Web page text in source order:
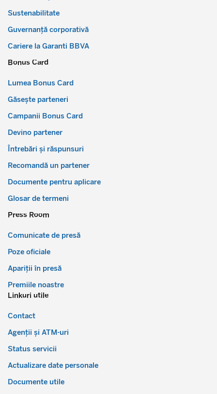
Sustenabilitate
Guvernanță corporativă
Cariere la Garanti BBVA
Bonus Card
Lumea Bonus Card
Găsește parteneri
Campanii Bonus Card
Devino partener
Întrebări și răspunsuri
Recomandă un partener
Documente pentru aplicare
Glosar de termeni
Press Room
Comunicate de presă
Poze oficiale
Apariții în presă
Premiile noastre
Linkuri utile
Contact
Agenții și ATM-uri
Status servicii
Actualizare date personale
Documente utile